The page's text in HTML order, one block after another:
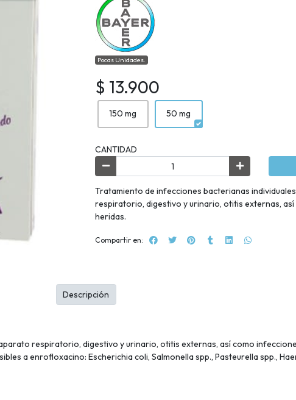
Pocas Unidades.
$ 13.900
150 mg 50 mg
CANTIDAD
Tratamiento de infecciones bacterianas
respiratorio, digestivo y urinario, otitis externas,
heridas.
Compartir en:
respiratorio, digestivo y urinario, otitis externas, así como
a enrofloxacino: Escherichia coli, Salmonella spp., Pasteurella spp.,
Descripción